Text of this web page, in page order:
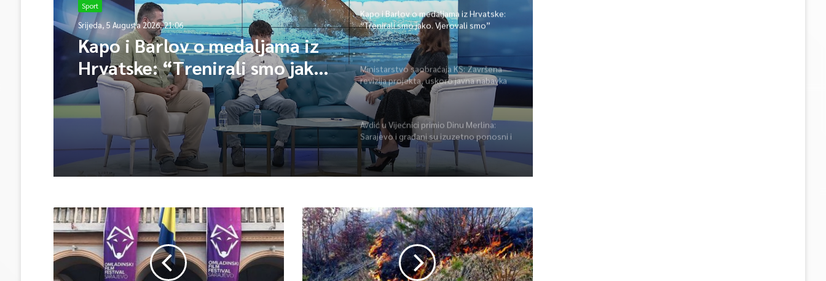
Sport
Srijeda, 5 Augusta 2026, 21:06
Kapo i Barlov o medaljama iz
Hrvatske: “Trenirali smo jako.
Vjerovali smo”
Kapo i Barlov o medaljama iz Hrvatske:
“Trenirali smo jako. Vjerovali smo”
Ministarstvo saobraćaja KS: Završena
revizija projekta, uskoro javna nabavka
za obnovu mosta u ulici Ive Andrića
Avdić u Vijećnici primio Dinu Merlina:
Sarajevo i građani su izuzetno ponosni i
zahvalni